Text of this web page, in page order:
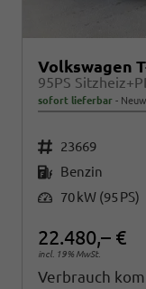
Volkswagen
sofort lieferbar
Fahrzeugnr. 23669
Kraftstoff Benzin
Leistung 70 kW (95 PS)
22.480,– €
incl. 19% MwSt.
Verbrauch